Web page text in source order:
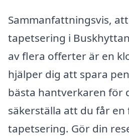
Sammanfattningsvis,
tapetsering i
av flera offerter är en
hjälper dig att spara
bästa hantverkaren för
säkerställa att du får
tapetsering. Gör din